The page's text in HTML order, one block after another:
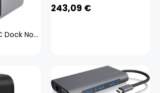
Renkforce USB-C Dock Notebook Dockingstation (USB-C, 13 Ports), Dockingstation + USB Hub, Grau, Schwarz
243,09 €